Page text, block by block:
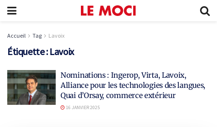
Accueil Tag Lavoix
Étiquette : Lavoix
Nominations : Ingerop, Virta, Lavoix,
Alliance pour les technologies des langues,
Quai d’Orsay, commerce extérieur
16 JANVIER 2025